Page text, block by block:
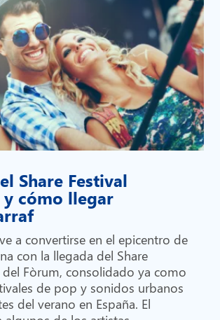
Share Festival
y cómo llegar
a convertirse en el epicentro de
con la llegada del Share
del Fòrum, consolidado ya como
de pop y sonidos urbanos
del verano en España. El